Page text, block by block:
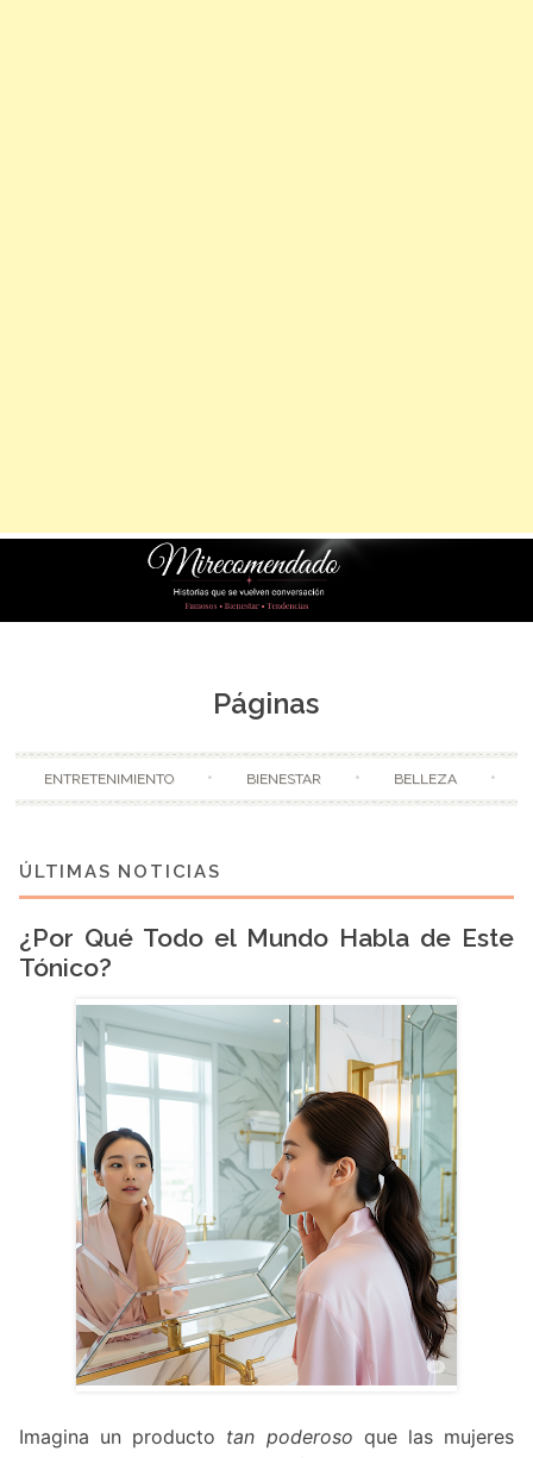
Páginas
ENTRETENIMIENTO BIENESTAR BELLEZA
¿Por Qué Todo el Mundo Habla de Este
Tónico?
Imagina un producto tan poderoso que las mujeres